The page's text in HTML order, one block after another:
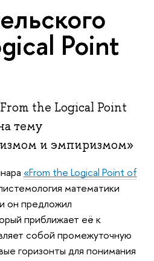
Point
the Logical Point
тему
и эмпиризмом»
«From the Logical Point of
математики
он предложил
приближает её к
собой промежуточную
горизонты для понимания